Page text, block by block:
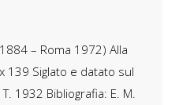
– Roma 1972) Alla
139 Siglato e datato sul
1932 Bibliografia: E. M.